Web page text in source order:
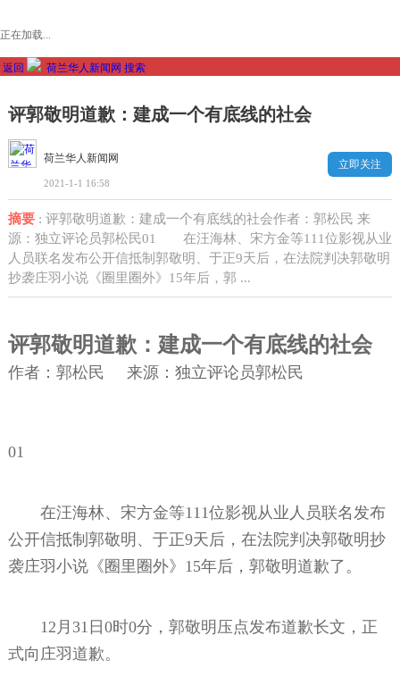
正在加载...
返回 荷兰华人新闻网 搜索
评郭敬明道歉：建成一个有底线的社会
荷兰华人新闻网
2021-1-1 16:58
立即关注
摘要: 评郭敬明道歉：建成一个有底线的社会作者：郭松民 来
源：独立评论员郭松民01 在汪海林、宋方金等111位影视从业
人员联名发布公开信抵制郭敬明、于正9天后，在法院判决郭敬明
抄袭庄羽小说《圈里圈外》15年后，郭 ...
评郭敬明道歉：建成一个有底线的社会
作者： 郭松民 来源： 独立评论员郭松民
01
在汪海林、宋方金等111位影视从业人员联名发布
公开信抵制郭敬明、于正9天后，在法院判决郭敬明抄
袭庄羽小说《圈里圈外》15年后，郭敬明道歉了。
12月31日0时0分，郭敬明压点发布道歉长文，正
式向庄羽道歉。